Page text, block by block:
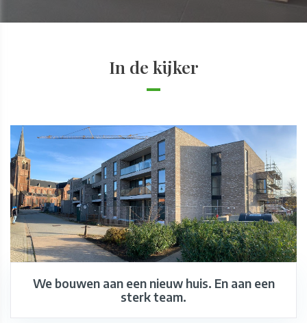
In de kijker
We bouwen aan een nieuw huis. En aan een
sterk team.